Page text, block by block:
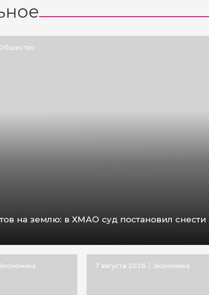
Общество
на землю: в ХМАО суд постановил снести
7 августа 2026 Экономика